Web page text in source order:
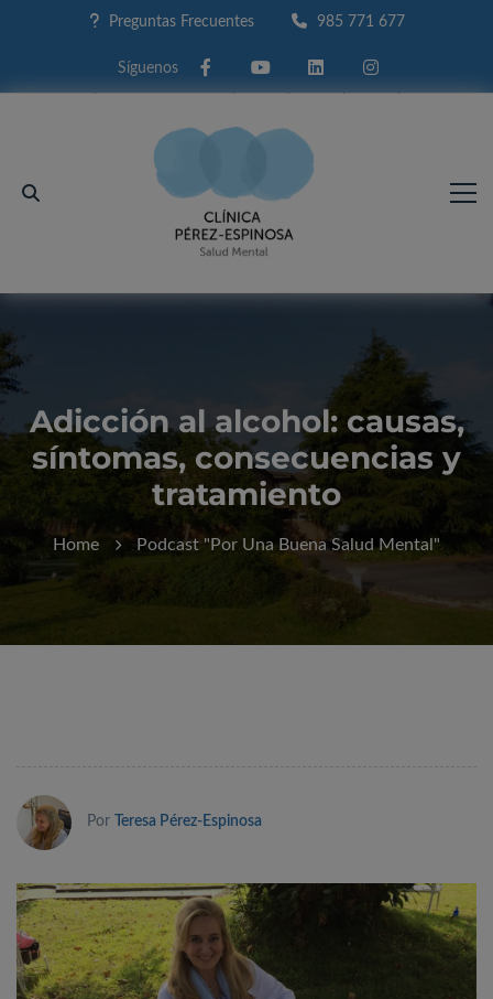
Preguntas Frecuentes 985 771 677
FacebookYoutube LinkedinInstagram
Adicción al alcohol: causas,
síntomas, consecuencias y
tratamiento
Home Podcast "Por Una Buena Salud Mental"
Por Teresa Pérez-Espinosa